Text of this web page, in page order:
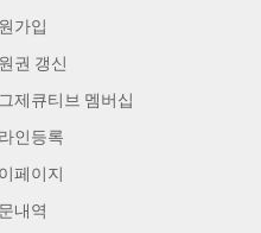
가입
권 갱신
제큐티브 멤버십
인등록
페이지
내역